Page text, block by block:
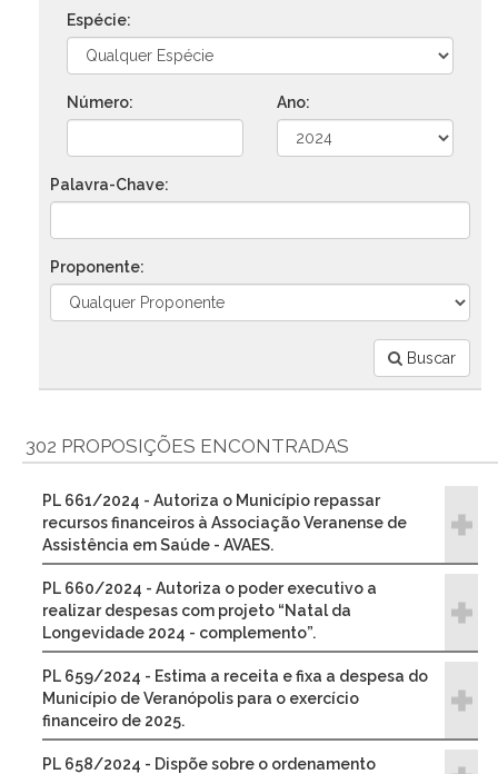
Espécie:
Número: Ano:
Palavra-Chave:
Proponente:
Buscar
302 PROPOSIÇÕES ENCONTRADAS
PL 661/2024 - Autoriza o Município repassar
recursos financeiros à Associação Veranense de
Assistência em Saúde - AVAES.
PL 660/2024 - Autoriza o poder executivo a
realizar despesas com projeto “Natal da
Longevidade 2024 - complemento”.
PL 659/2024 - Estima a receita e fixa a despesa do
Município de Veranópolis para o exercício
financeiro de 2025.
PL 658/2024 - Dispõe sobre o ordenamento